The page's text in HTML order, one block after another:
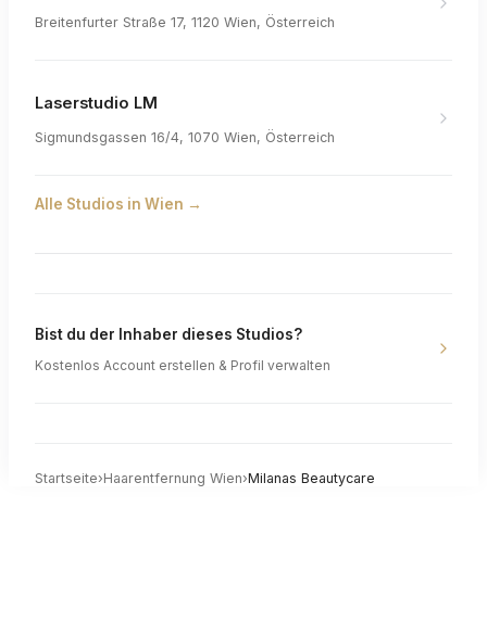
Breitenfurter Straße 17, 1120 Wien, Österreich
Laserstudio LM
Sigmundsgassen 16/4, 1070 Wien, Österreich
Alle Studios in Wien →
Bist du der Inhaber dieses Studios?
Kostenlos Account erstellen & Profil verwalten
Startseite›Haarentfernung Wien›Milanas Beautycare